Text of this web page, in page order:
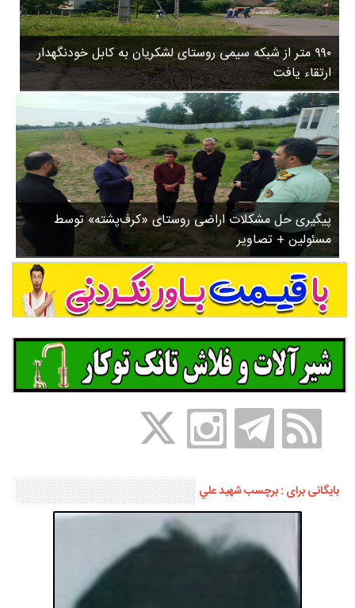
روستاها
ورزشی
سیاسی
چندرسانه ای
مسیر گردشگری دیلمان
درباره ما
۹۹۰ متر از شبکه سیمی روستای لشکریان به کابل خودنگهدار
ارتقاء یافت
پیگیری حل مشکلات اراضی روستای «کرف‌پشته» توسط
مسئولین + تصاویر
۳
۵
۸
ب
ا
ز
ن
ش
س
ت
ش
د
.
بایگانی برای : برچسب شهيد علي